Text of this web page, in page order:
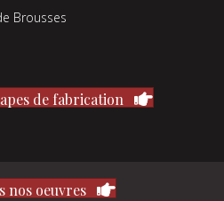
Brousses
de fabrication
nos oeuvres